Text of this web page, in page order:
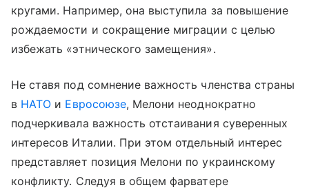
кругами. Например, она выступила за повышение
рождаемости и сокращение миграции с целью
избежать «этнического замещения».
Не ставя под сомнение важность членства страны
в НАТО и Евросоюзе, Мелони неоднократно
подчеркивала важность отстаивания суверенных
интересов Италии. При этом отдельный интерес
представляет позиция Мелони по украинскому
конфликту. Следуя в общем фарватере